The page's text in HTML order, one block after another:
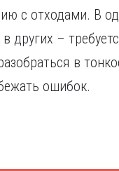
с отходами. В
других –
в
ошибок.